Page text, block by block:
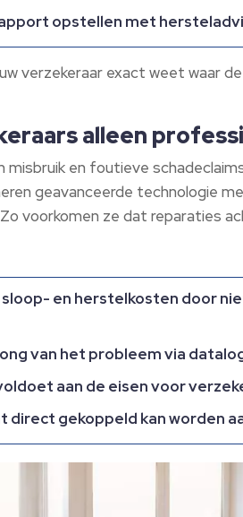
opstellen met
verzekeraar exact weet waar
alleen
misbruik en foutieve
geavanceerde technologie
voorkomen ze dat reparaties
sloop- en herstelkosten door
van het probleem via
aan de eisen voor
direct gekoppeld kan worden